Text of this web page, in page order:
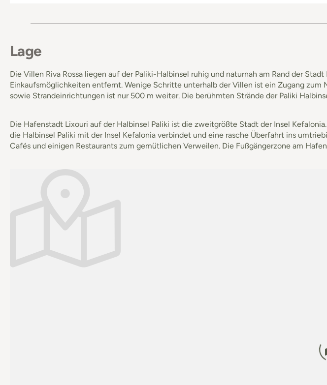
Lage
Die Villen Riva Rossa liegen auf der Paliki-Halbinsel ruhig und naturnah am Rand der
Einkaufsmöglichkeiten entfernt. Wenige Schritte unterhalb der Villen ist ein Zugang zum
sowie Strandeinrichtungen ist nur 500 m weiter. Die berühmten Strände der Paliki
Die Hafenstadt Lixouri auf der Halbinsel Paliki ist die zweitgrößte Stadt der Insel
die Halbinsel Paliki mit der Insel Kefalonia verbindet und eine rasche Überfahrt ins
Cafés und einigen Restaurants zum gemütlichen Verweilen. Die Fußgängerzone am